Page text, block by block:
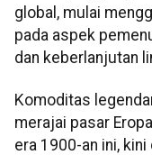
global, mulai
pada aspek
dan keberlanjutan
Komoditas
merajai pasar
era 1900-an ini,